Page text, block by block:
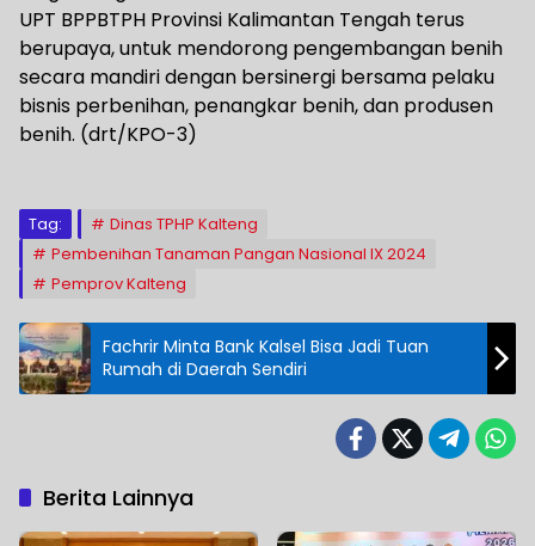
UPT BPPBTPH Provinsi Kalimantan Tengah terus
berupaya, untuk mendorong pengembangan benih
secara mandiri dengan bersinergi bersama pelaku
bisnis perbenihan, penangkar benih, dan produsen
benih. (drt/KPO-3)
Tag:
Dinas TPHP Kalteng
Pembenihan Tanaman Pangan Nasional IX 2024
Pemprov Kalteng
Fachrir Minta Bank Kalsel Bisa Jadi Tuan
Rumah di Daerah Sendiri
Berita Lainnya